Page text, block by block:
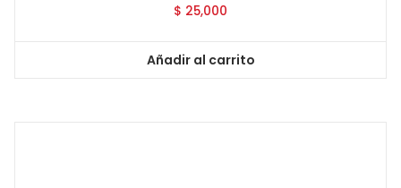
$ 25,000
Añadir al carrito